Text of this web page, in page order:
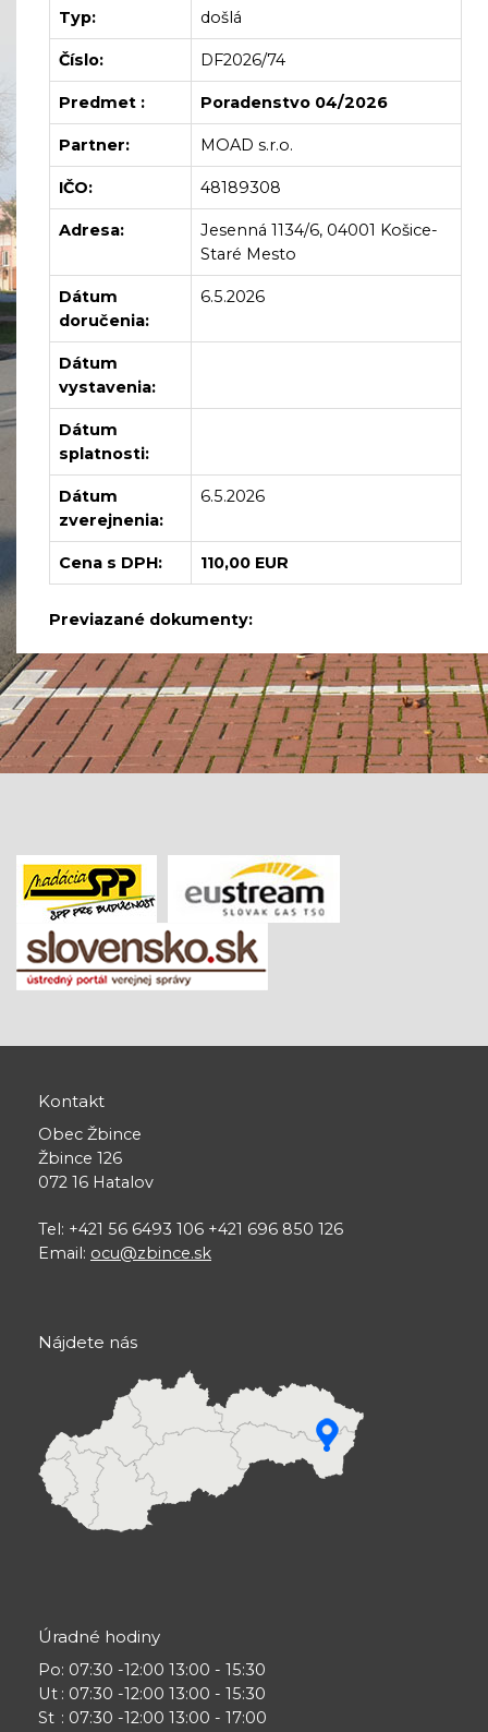
Typ: došlá
Číslo: DF2026/74
Predmet : Poradenstvo 04/2026
Partner: MOAD s.r.o.
IČO: 48189308
Adresa:
Jesenná 1134/6, 04001 Košice-
Staré Mesto
Dátum
doručenia:
6.5.2026
Dátum
vystavenia:
Dátum
splatnosti:
Dátum
zverejnenia:
6.5.2026
Cena s DPH: 110,00 EUR
Previazané dokumenty:
Kontakt
Obec Žbince
Žbince 126
072 16 Hatalov
Tel: +421 56 6493 106 +421 696 850 126
Email: ocu@zbince.sk
Nájdete nás
Úradné hodiny
Po
Ut
St
: 07:30 -12:00 13:00 - 15:30
: 07:30 -12:00 13:00 - 15:30
: 07:30 -12:00 13:00 - 17:00